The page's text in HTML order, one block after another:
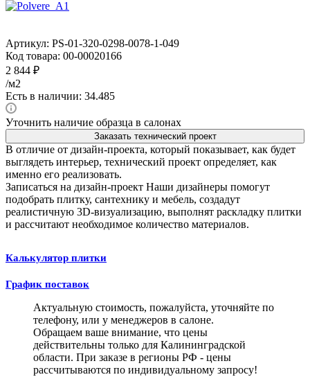
Артикул: PS-01-320-0298-0078-1-049
Код товара: 00-00020166
2 844 ₽
/м2
Есть в наличии: 34.485
Уточнить наличие образца в салонах
Заказать технический проект
В отличие от дизайн-проекта, который показывает, как будет
выглядеть интерьер, технический проект определяет, как
именно его реализовать.
Записаться на дизайн-проект Наши дизайнеры помогут
подобрать плитку, сантехнику и мебель, создадут
реалистичную 3D-визуализацию, выполнят раскладку плитки
и рассчитают необходимое количество материалов.
Калькулятор плитки
График поставок
Актуальную стоимость, пожалуйста, уточняйте по
телефону, или у менеджеров в салоне.
Обращаем ваше внимание, что цены
действительны только для Калининградской
области. При заказе в регионы РФ - цены
рассчитываются по индивидуальному запросу!